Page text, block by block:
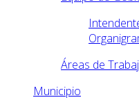
Áreas de
Municipio